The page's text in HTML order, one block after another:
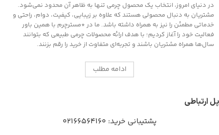
در دنیای امروز، انتخاب یک محصول چرمی تنها به ظاهر آن محدود نمی‌شود.
مشتریان به دنبال محصولی هستند که علاوه بر زیبایی، کیفیت، دوام، راحتی و
خدماتی مطمئن را نیز به همراه داشته باشد. ما در *مسترچرم با همین باور
فعالیت خود را آغاز کردیم؛ با هدف ارائه محصولات چرمی طبیعی که بتوانند
سال‌ها همراه مشتریان باشند و تجربه‌ای متفاوت از خرید را رقم بزنند.
ادامه مطلب
پل ارتباطی
پشتیبانی خرید: 02166564160